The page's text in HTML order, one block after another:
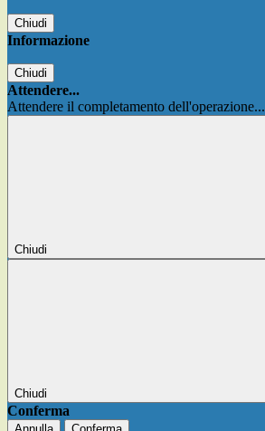
Chiudi
Informazione
Chiudi
Attendere...
Attendere il completamento dell'operazione...
Chiudi
Chiudi
Conferma